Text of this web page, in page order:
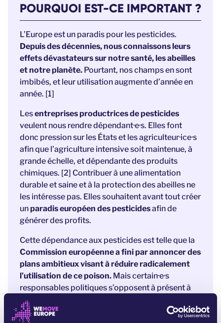
POURQUOI EST-CE IMPORTANT ?
L’Europe est un paradis pour les pesticides.
Depuis des décennies, nous connaissons leurs
effets dévastateurs sur notre santé, les abeilles
et notre planète. Pourtant, nos champs en sont
imbibés, et leur utilisation augmente d’année en
année. [1]
Lesentreprises productrices de pesticides
veulent nous rendre dépendant·e·s. Elles font
donc pression sur les États et les agriculteur·ice·s
afin que l’agriculture intensive soit maintenue, à
grande échelle, et dépendante des produits
chimiques. [2] Contribuer à une alimentation
durable et saine et à la protection des abeilles ne
les intéresse pas. Elles souhaitent avant tout créer
unparadis européen des pesticidesafin de
générer des profits.
Cette dépendance aux pesticides est telle que la
Commission européenne a fini par annoncer des
plans ambitieux visant à réduire radicalement
l’utilisation de ce poison. Mais certain·e·s
responsables politiques s’opposent à présent à
ces projets, et recrachent même les éléments de
langage des lobbyistes rémunérés grâce à la